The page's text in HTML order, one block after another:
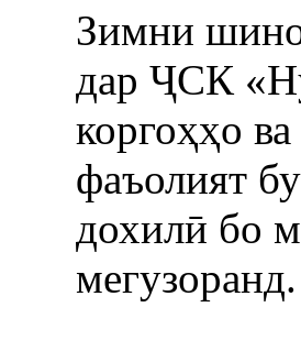
Зимни
дар ҶСК
коргоҳҳо
фаъолият
дохилӣ бо
мегузоранд.